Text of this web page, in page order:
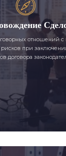
отношений с
при
договора